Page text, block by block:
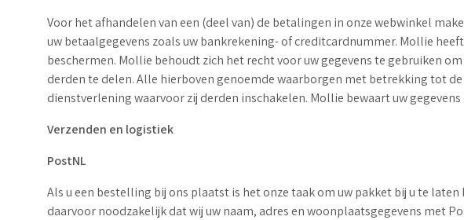
Voor het afhandelen van een (deel van) de betalingen in onze webwinkel
uw betaalgegevens zoals uw bankrekening- of creditcardnummer. Mollie
beschermen. Mollie behoudt zich het recht voor uw gegevens te gebruiken
derden te delen. Alle hierboven genoemde waarborgen met betrekking tot
dienstverlening waarvoor zij derden inschakelen. Mollie bewaart uw
Verzenden en logistiek
PostNL
Als u een bestelling bij ons plaatst is het onze taak om uw pakket bij u te
daarvoor noodzakelijk dat wij uw naam, adres en woonplaatsgegevens met